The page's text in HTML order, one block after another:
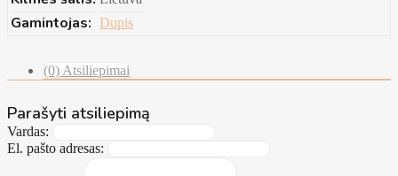
Gamintojas: Dupis
(0) Atsiliepimai
Parašyti atsiliepimą
Vardas:
El. pašto adresas: